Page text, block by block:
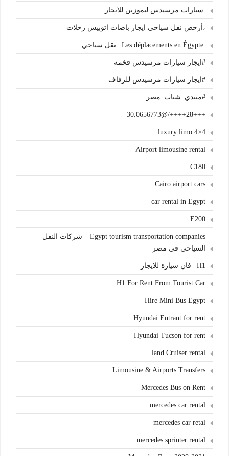
سيارات مرسيدس ليموزين للايجار
،أرخص نقل سياحي ايجار باصات اتوبيس رحلات
.Les déplacements en Égypte | نقل سياحي
#ايجار سيارات مرسيدس فخمه
#ايجار سيارات مرسيدس للزفاف
#منتدي_شباب_مصر
+++28++++/@30.0656773
4×4 luxury limo
Airport limousine rental
C180
Cairo airport cars
car rental in Egypt
E200
Egypt tourism transportation companies – شركات النقل
السياحي في مصر
H1 | فان سيارة للايجار
H1 For Rent From Tourist Car
Hire Mini Bus Egypt
Hyundai Entrant for rent
Hyundai Tucson for rent
land Cruiser rental
Limousine & Airports Transfers
Mercedes Bus on Rent
mercedes car rental
mercedes car retal
mercedes sprinter rental